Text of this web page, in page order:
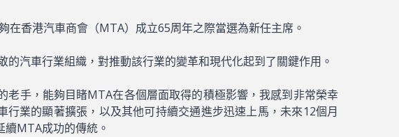
在香港汽車商會（MTA）成立65周年之際當選為新任主席。
的汽車行業組織，對推動該行業的變革和現代化起到了關鍵作用。
老手，能夠目睹MTA在各個層面取得的積極影響，我感到非常榮幸
行業的顯著擴張，以及其他可持續交通進步迅速上馬，未來12個月
MTA成功的傳統。